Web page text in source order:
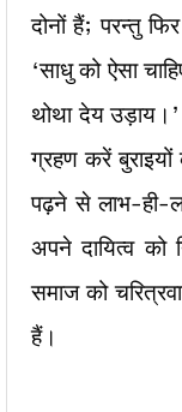
दोनों हैं; परन्तु
‘साधु को ऐसा
थोथा देय
ग्रहण करें
पढ़ने से लाभ-ही-
अपने दायित्व को
समाज को
हैं।